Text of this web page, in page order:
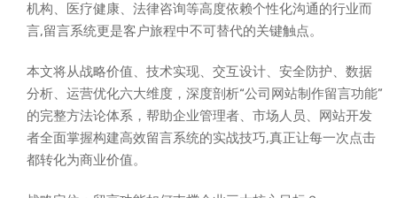
机构、医疗健康、法律咨询等高度依赖个性化沟通的行业而
言,留言系统更是客户旅程中不可替代的关键触点。
本文将从战略价值、技术实现、交互设计、安全防护、数据
分析、运营优化六大维度，深度剖析“公司网站制作留言功能”
的完整方法论体系，帮助企业管理者、市场人员、网站开发
者全面掌握构建高效留言系统的实战技巧,真正让每一次点击
都转化为商业价值。